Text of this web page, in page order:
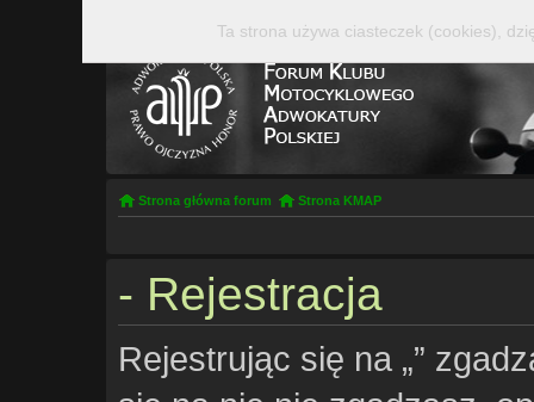
Strona główna forum Strona KMAP
- Rejestracja
Rejestrując się na „”
Ta strona używa ciasteczek (cookies),